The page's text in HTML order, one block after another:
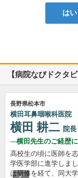
はい
【病院なびドクタ
長野県松本市
横田耳鼻咽喉科医院
横田 耕二 院長
横田先生のご経歴に
高校生の頃に医師を
学医学部に進学しま
は研修を経て、同大